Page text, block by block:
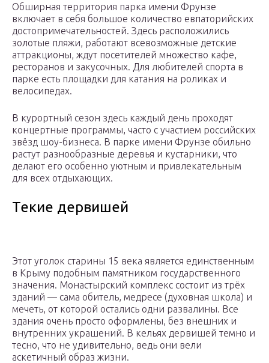
Обширная территория парка имени Фрунзе
включает в себя большое количество евпаторийских
достопримечательностей. Здесь расположились
золотые пляжи, работают всевозможные детские
аттракционы, ждут посетителей множество кафе,
ресторанов и закусочных. Для любителей спорта в
парке есть площадки для катания на роликах и
велосипедах.
В курортный сезон здесь каждый день проходят
концертные программы, часто с участием российских
звёзд шоу-бизнеса. В парке имени Фрунзе обильно
растут разнообразные деревья и кустарники, что
делают его особенно уютным и привлекательным
для всех отдыхающих.
Текие дервишей
Этот уголок старины 15 века является единственным
в Крыму подобным памятником государственного
значения. Монастырский комплекс состоит из трёх
зданий — сама обитель, медресе (духовная школа) и
мечеть, от которой остались одни развалины. Все
здания очень просто оформлены, без внешних и
внутренних украшений. В кельях дервишей темно и
тесно, что не удивительно, ведь они вели
аскетичный образ жизни.